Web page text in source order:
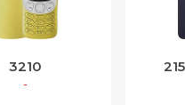
3210
-